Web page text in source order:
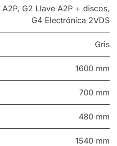
A2P, G2 Llave A2P + discos,
G4 Electrónica 2VDS
Gris
1600 mm
700 mm
480 mm
1540 mm